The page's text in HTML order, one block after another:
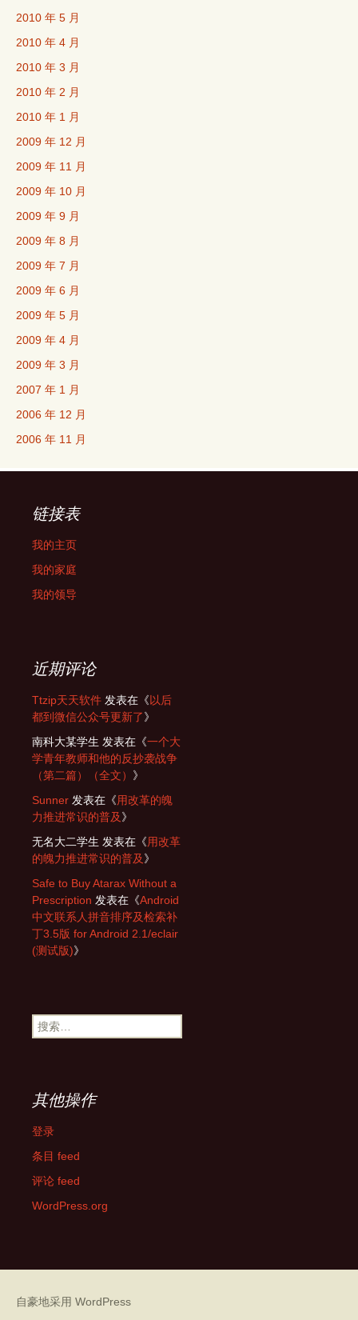
2010 年 5 月
2010 年 4 月
2010 年 3 月
2010 年 2 月
2010 年 1 月
2009 年 12 月
2009 年 11 月
2009 年 10 月
2009 年 9 月
2009 年 8 月
2009 年 7 月
2009 年 6 月
2009 年 5 月
2009 年 4 月
2009 年 3 月
2007 年 1 月
2006 年 12 月
2006 年 11 月
链接表
我的主页
我的家庭
我的领导
近期评论
Ttzip天天软件 发表在《以后
都到微信公众号更新了》
南科大某学生 发表在《一个大
学青年教师和他的反抄袭战争
（第二篇）（全文） 》
Sunner 发表在《用改革的魄
力推进常识的普及》
无名大二学生 发表在《用改革
的魄力推进常识的普及》
Safe to Buy Atarax Without a
Prescription 发表在《Android
中文联系人拼音排序及检索补
丁3.5版 for Android 2.1/eclair
(测试版)》
搜
索：
其他操作
登录
条目 feed
评论 feed
WordPress.org
自豪地采用 WordPress